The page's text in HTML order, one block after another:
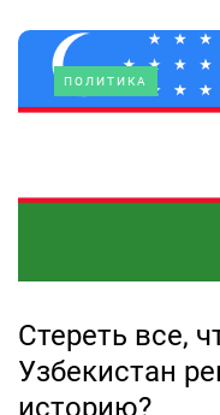
ПОЛИТИКА
Стереть все,
Узбекистан
историю?